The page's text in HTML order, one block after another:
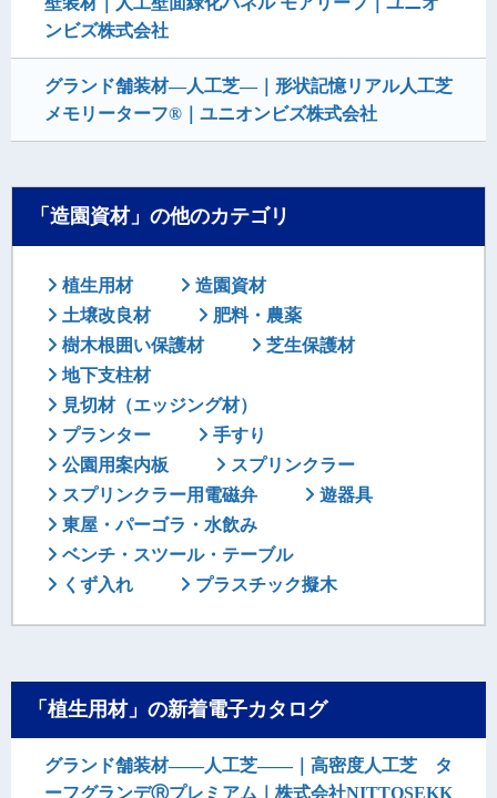
ンビズ株式会社
グランド舗装材―人工芝―｜形状記憶リアル人工芝
メモリーターフ®｜ユニオンビズ株式会社
「造園資材」の他のカテゴリ
植生用材
造園資材
土壌改良材
肥料・農薬
樹木根囲い保護材
芝生保護材
地下支柱材
見切材（エッジング材）
プランター
手すり
公園用案内板
スプリンクラー
スプリンクラー用電磁弁
遊器具
東屋・パーゴラ・水飲み
ベンチ・スツール・テーブル
くず入れ
プラスチック擬木
「植生用材」の新着電子カタログ
グランド舗装材――人工芝―—｜高密度人工芝 タ
ーフグランデⓇプレミアム｜株式会社NITTOSEKK